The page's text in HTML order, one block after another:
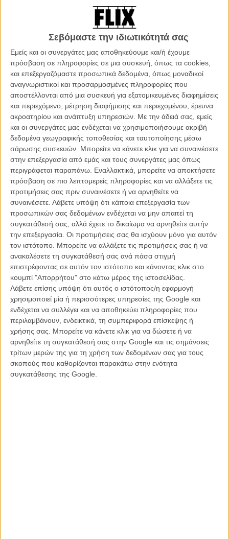
Σεβόμαστε την ιδιωτικότητά σας
Εμείς και οι συνεργάτες μας αποθηκεύουμε και/ή έχουμε
πρόσβαση σε πληροφορίες σε μια συσκευή, όπως τα cookies,
και επεξεργαζόμαστε προσωπικά δεδομένα, όπως μοναδικοί
αναγνωριστικοί και προσαρμοσμένες πληροφορίες που
αποστέλλονται από μια συσκευή για εξατομικευμένες διαφημίσεις
και περιεχόμενο, μέτρηση διαφήμισης και περιεχομένου, έρευνα
ακροατηρίου και ανάπτυξη υπηρεσιών. Με την άδειά σας, εμείς
και οι συνεργάτες μας ενδέχεται να χρησιμοποιήσουμε ακριβή
δεδομένα γεωγραφικής τοποθεσίας και ταυτοποίησης μέσω
σάρωσης συσκευών. Μπορείτε να κάνετε κλικ για να συναινέσετε
στην επεξεργασία από εμάς και τους συνεργάτες μας όπως
περιγράφεται παραπάνω. Εναλλακτικά, μπορείτε να αποκτήσετε
πρόσβαση σε πιο λεπτομερείς πληροφορίες και να αλλάξετε τις
προτιμήσεις σας πριν συναινέσετε ή να αρνηθείτε να
συναινέσετε. Λάβετε υπόψη ότι κάποια επεξεργασία των
προσωπικών σας δεδομένων ενδέχεται να μην απαιτεί τη
συγκατάθεσή σας, αλλά έχετε το δικαίωμα να αρνηθείτε αυτήν
την επεξεργασία. Οι προτιμήσεις σας θα ισχύουν μόνο για αυτόν
τον ιστότοπο. Μπορείτε να αλλάξετε τις προτιμήσεις σας ή να
ανακαλέσετε τη συγκατάθεσή σας ανά πάσα στιγμή
επιστρέφοντας σε αυτόν τον ιστότοπο και κάνοντας κλικ στο
κουμπί "Απορρήτου" στο κάτω μέρος της ιστοσελίδας.
Λάβετε επίσης υπόψη ότι αυτός ο ιστότοπος/η εφαρμογή
χρησιμοποιεί μία ή περισσότερες υπηρεσίες της Google και
ενδέχεται να συλλέγει και να αποθηκεύει πληροφορίες που
περιλαμβάνουν, ενδεικτικά, τη συμπεριφορά επίσκεψης ή
χρήσης σας. Μπορείτε να κάνετε κλικ για να δώσετε ή να
αρνηθείτε τη συγκατάθεσή σας στην Google και τις σημάνσεις
τρίτων μερών της για τη χρήση των δεδομένων σας για τους
σκοπούς που καθορίζονται παρακάτω στην ενότητα
συγκατάθεσης της Google.
Το μόνο που στερήθηκε τα τελευταία χρόνια ο Μίκι ήταν μια
πραγματικά εμπνευσμένη κινηματογραφική ζωή, αιώνια
καταδικασμένος να παίζει σε προσχολικά βίντεο του Disney
Channel την ίδια στιγμή που οι καλλιτέχνες του στούντιο
μεγαλουργούν στο επίπεδο του σύγχρονου animation ανεβάζοντας
στην κορυφή άλλους ήρωες, ίσως πιο σύγχρονους, ίσως λιγότερο
παιδικούς, ίσως λιγότερο ξεπερασμένους...
Οσκαρ Καλύτερης Ταινίας Μικρού Μήκους Κινουμένων
Σχεδίων για το «Paperboy»
, η Disney όμως δείχνει να επιστρέφει και
πάλι στα βασικά, βάζοντας για πρωταρχικό της σκοπό την
αναβίωση του Μίκι Μάους με μια σειρά εκμοντερνισμένων μικρού
μήκους ταινιών με πρωταγωνιστή τον Μίκι και την παρέα του, σε
έναν άτυπο γύρο του κόσμου που ξεκινάει από το Παρίσι και
διασχίζει τη Νέα Υόρκη, το Πεκίνο, το Τόκιο, τη Βενετία, τις Αλπεις
και τη Σάντα Μόνικα.
Με το ρετρό σχεδιασμό να κρατάει γερά ακόμη και σε αυτήν τη νέα
προσπάθεια, η Disney συνεργάστηκε με τον Πολ Ράντις («The
Powerpuff Girls») προκειμένου να παράγει 19 μικρού μήκους ταινίες
που θα φέρουν και πάλι στην επικαιρότητα τον Μίκι, τη Μίνι, την
Νταίζη και όλο το πλούσιο «αρχειακό» υλικό του μεγάλου βιβλίου